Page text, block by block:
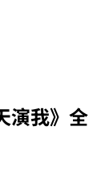
演我》全